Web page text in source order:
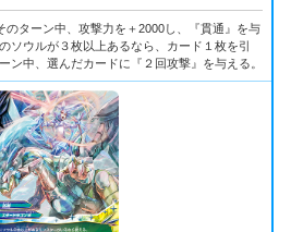
ターン中、攻撃力を＋2000し、『貫通』を与
ソウルが３枚以上あるなら、カード１枚を引
ン中、選んだカードに『２回攻撃』を与える。